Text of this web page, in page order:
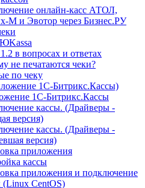
онлайн-касс АТОЛ,
М и Эвотор через Бизнес.РУ
в вопросах и ответах
не печатаются чеки?
по чеку
1С-Битрикс.Кассы)
1С-Битрикс.Кассы
кассы. (Драйверы -
версия)
кассы. (Драйверы -
версия)
приложения
кассы
приложения и подключение
(Linux CentOS)